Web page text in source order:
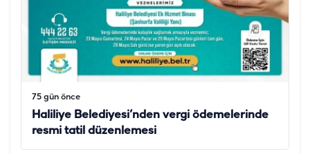
75 gün önce
Haliliye Belediyesi’nden vergi ödemelerinde
resmi tatil düzenlemesi